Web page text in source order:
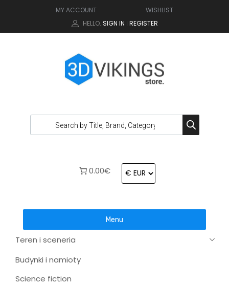
MY ACCOUNT
WISHLIST
HELLO. SIGN IN | REGISTER
0.00€
Menu
Teren i sceneria
Budynki i namioty
Science fiction